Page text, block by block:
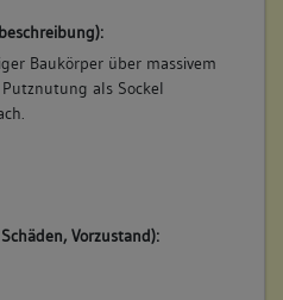
Baukörper über massivem
als Sockel
Vorzustand):